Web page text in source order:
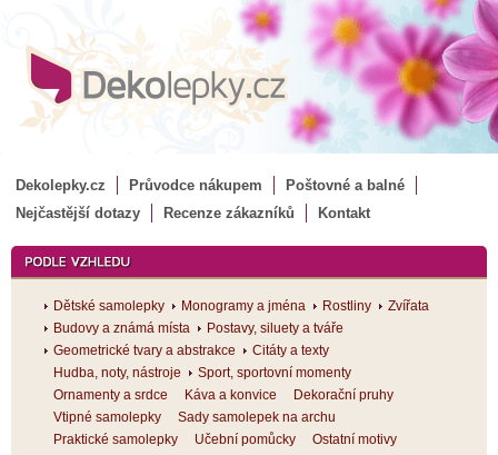
Dekolepky.cz Průvodce nákupem
Poštovné a balné
Nejčastější dotazy
Recenze zákazníků Kontakt
Dětské samolepky Monogramy a jména Rostliny
Zvířata
Budovy a známá místa
Postavy, siluety a tváře
Geometrické tvary a abstrakce
Citáty a texty
Hudba, noty, nástroje
Sport, sportovní momenty
Ornamenty a srdce
Káva a konvice
Dekorační pruhy
Vtipné samolepky
Sady samolepek na archu
Praktické samolepky
Učební pomůcky Ostatní motivy